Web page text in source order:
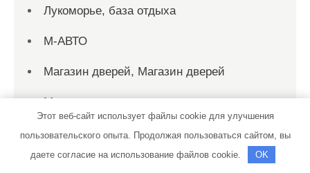
Лукоморье, база отдыха
М-АВТО
Магазин дверей, Магазин дверей
Максимум
Мастер
МАСТЕР-СЕРВИС, центр ремонта и
Этот веб-сайт использует файлы cookie для улучшения
пользовательского опыта. Продолжая пользоваться сайтом, вы
даете согласие на использование файлов cookie.
OK